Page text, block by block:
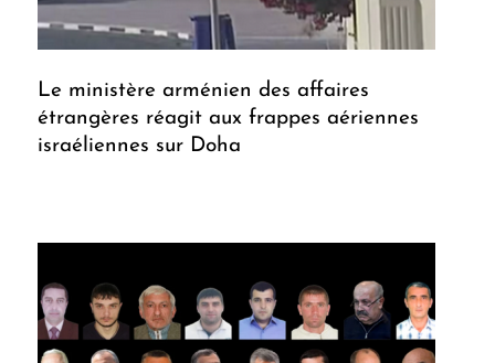
Le ministère arménien des affaires
étrangères réagit aux frappes aériennes
israéliennes sur Doha